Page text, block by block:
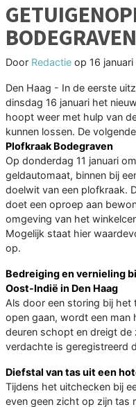
Door Redactie op 16
Den Haag - In de eerste
dinsdag 16 januari het
hoopt weer met hulp van
kunnen lossen. De
Plofkraak Bodegraven
Op donderdag 11 januari
geldautomaat, binnen bij
doelwit van een plofkraak.
doet een oproep aan
omgeving van het
Mogelijk staat hier
op.
Bedreiging en vernieling
Oost-Indië in Den Haag
Als door een storing bij
open gaan, wordt een
deuren schopt en dreigt de
verdachte is geregistreerd
Diefstal van tas uit een
Tijdens het uitchecken bij
even geen zicht op zijn tas